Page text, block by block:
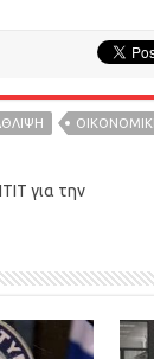
για την